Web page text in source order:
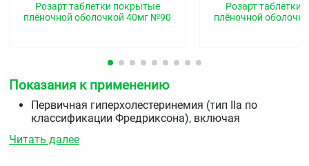
Розарт таблетки покрытые
плёночной оболочкой 40мг №90
Розарт таблетки
плёночной
Показания к применению
Первичная гиперхолестеринемия (тип IIа по
классификации Фредриксона), включая
гиперхолестеринемию или смешанная
Читать далее